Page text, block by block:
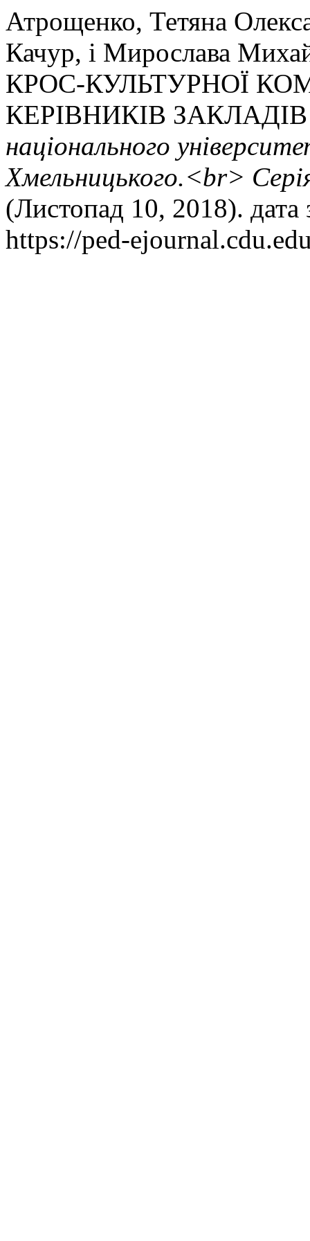
Атрощенко, Тетяна
Качур, і Мирослава
КРОС-КУЛЬТУРНОЇ
КЕРІВНИКІВ
національного
Хмельницького.<br>
(Листопад 10, 2018).
https://ped-